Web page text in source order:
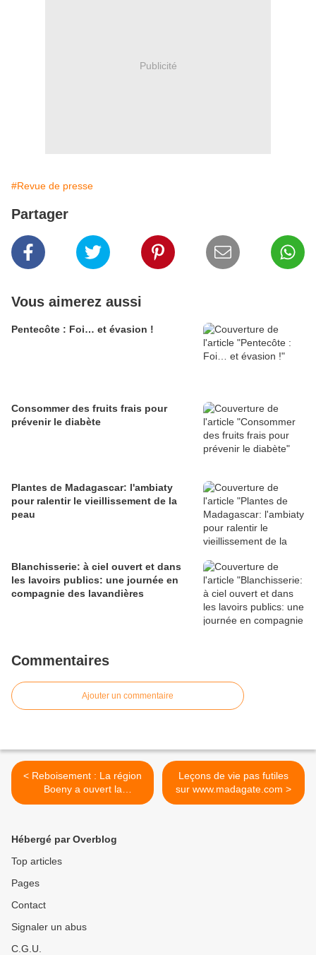
Publicité
#Revue de presse
Partager
Vous aimerez aussi
Pentecôte : Foi… et évasion !
Consommer des fruits frais pour
prévenir le diabète
Plantes de Madagascar: l'ambiaty
pour ralentir le vieillissement de la
peau
Blanchisserie: à ciel ouvert et dans
les lavoirs publics: une journée en
compagnie des lavandières
Commentaires
Ajouter un commentaire
< Reboisement : La région
Boeny a ouvert la
campagne
Leçons de vie pas futiles
sur www.madagate.com >
Hébergé par Overblog
Top articles
Pages
Contact
Signaler un abus
C.G.U.